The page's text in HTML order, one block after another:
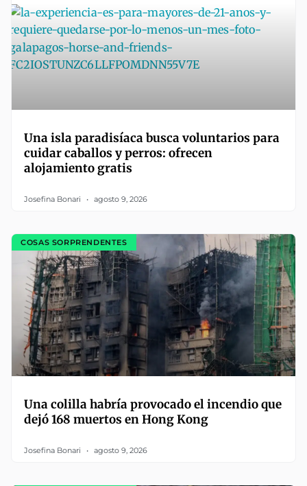
Una isla paradisíaca busca voluntarios para
cuidar caballos y perros: ofrecen
alojamiento gratis
Josefina Bonari agosto 9, 2026
COSAS SORPRENDENTES
Una colilla habría provocado el incendio que
dejó 168 muertos en Hong Kong
Josefina Bonari agosto 9, 2026